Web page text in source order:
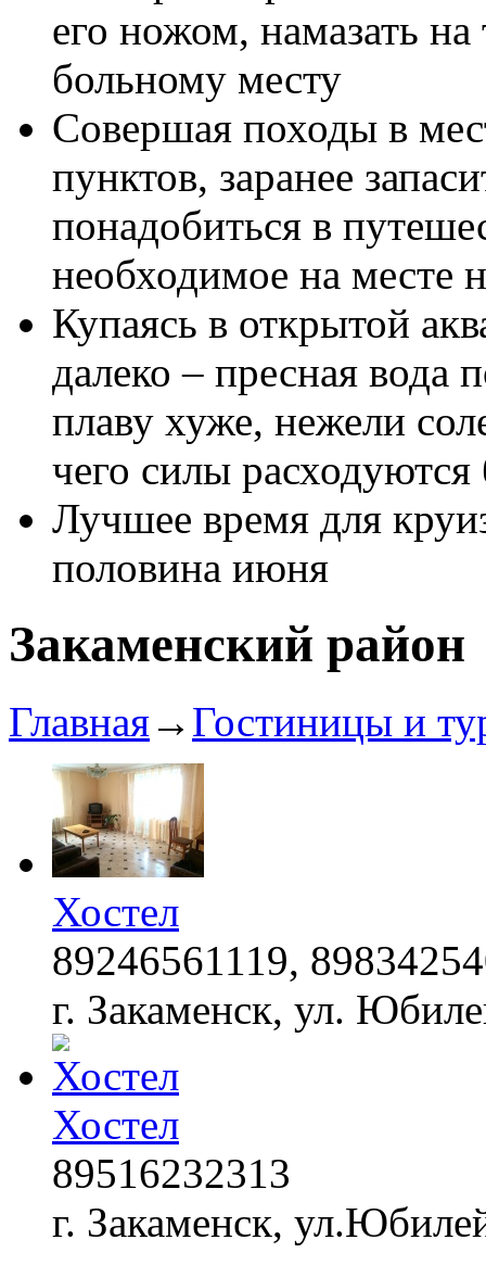
его ножом, намазать
больному месту
Совершая походы в
пунктов, заранее
понадобиться в
необходимое на месте
Купаясь в открытой
далеко – пресная вода
плаву хуже, нежели
чего силы расходуются
Лучшее время для
половина июня
Закаменский район
Главная→ Гостиницы и
Хостел
89246561119,
г. Закаменск, ул.
Хостел
89516232313
г. Закаменск,